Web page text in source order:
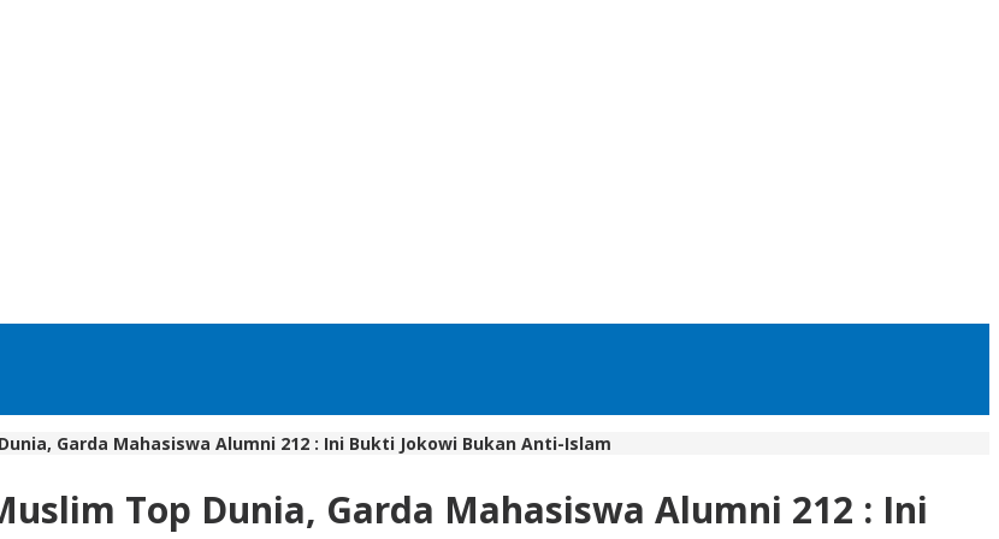
Garda Mahasiswa Alumni 212 : Ini Bukti Jokowi Bukan Anti-Islam
Top Dunia, Garda Mahasiswa Alumni 212 : Ini